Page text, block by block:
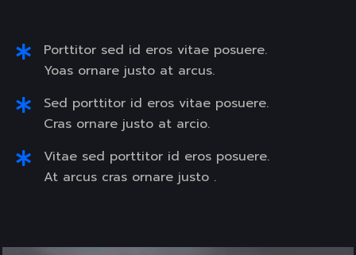
Porttitor sed id eros vitae posuere.
Yoas ornare justo at arcus.
Sed porttitor id eros vitae posuere.
Cras ornare justo at arcio.
Vitae sed porttitor id eros posuere.
At arcus cras ornare justo .